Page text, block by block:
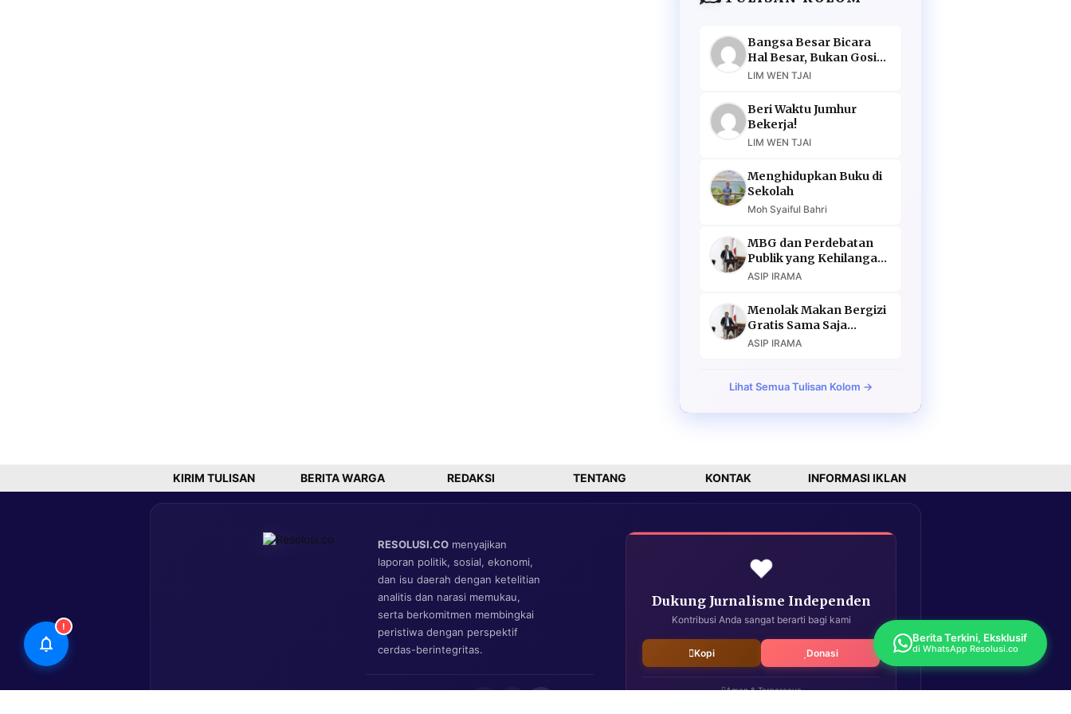
Bangsa Besar Bicara
Hal Besar, Bukan Gosip
Murahan
LIM WEN TJAI
Beri Waktu Jumhur
Bekerja!
LIM WEN TJAI
Menghidupkan Buku di
Sekolah
Moh Syaiful Bahri
MBG dan Perdebatan
Publik yang Kehilangan
Argumen
ASIP IRAMA
Menolak Makan Bergizi
Gratis Sama Saja
Menolak Masa Depan
ASIP IRAMA
Lihat Semua Tulisan Kolom →
KIRIM TULISAN BERITA WARGA REDAKSI TENTANG KONTAK INFORMASI IKLAN
RESOLUSI.CO menyajikan
laporan politik, sosial, ekonomi,
dan isu daerah dengan ketelitian
analitis dan narasi memukau,
serta berkomitmen membingkai
peristiwa dengan perspektif
cerdas-berintegritas.
❤️
Dukung Jurnalisme Independen
Kontribusi Anda sangat berarti bagi kami
Kopi Donasi
Aman & Terpercaya
!
Berita Terkini, Eksklusif
di WhatsApp Resolusi.co